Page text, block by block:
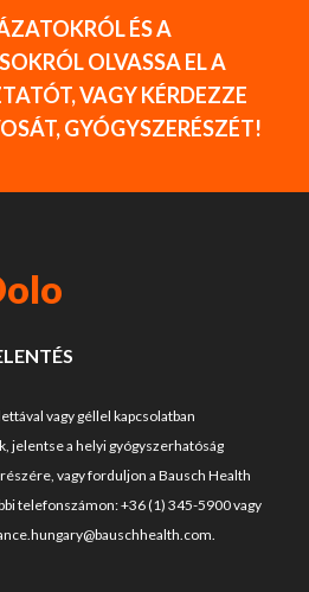
ÉS A
OLVASSA EL A
VAGY KÉRDEZZE
GYÓGYSZERÉSZÉT!
vagy géllel kapcsolatban
jelentse a helyi gyógyszerhatóság
vagy forduljon a Bausch Health
telefonszámon:+36 (1) 345-5900vagy